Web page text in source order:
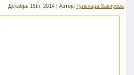
Декабрь 15th, 2014 | Автор: Гульнара Закирова